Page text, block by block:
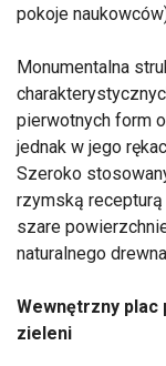
pokoje
Monumentalna
pierwotnych form
jednak w jego
Szeroko
rzymską
szare
naturalnego
Wewnętrzny
zieleni